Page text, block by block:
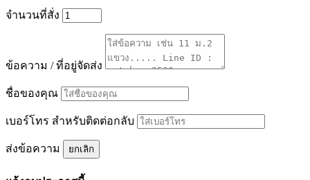
จำนวนที่สั่ง
ข้อความ / ที่อยู่จัดส่ง
ชื่อของคุณ
เบอร์โทร สำหรับติดต่อกลับ
ส่งข้อความ ยกเลิก